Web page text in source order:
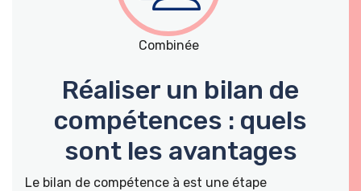
Combinée
Réaliser un bilan de
compétences : quels
sont les avantages
Le bilan de compétence à est une étape